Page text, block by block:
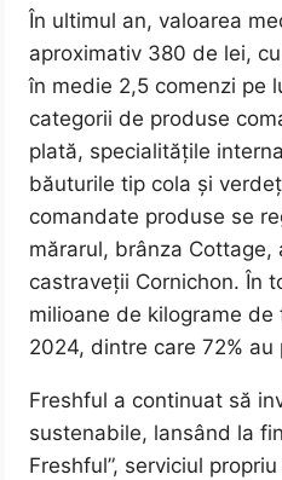
În ultimul an, valoarea
aproximativ 380 de lei,
în medie 2,5 comenzi pe
categorii de produse
plată, specialitățile
băuturile tip cola și
comandate produse se
mărarul, brânza Cottage,
castraveții Cornichon. În
milioane de kilograme de
2024, dintre care 72% au
Freshful a continuat să
sustenabile, lansând la
Freshful”, serviciul